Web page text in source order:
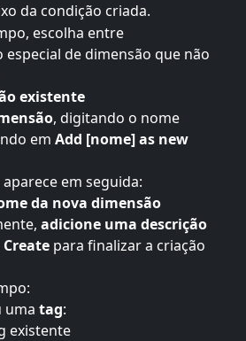
da condição criada.
escolha entre
especial de dimensão que não
existente
, digitando o nome
em Add [nome] as new
aparece em seguida:
da nova dimensão
adicione uma descrição
Create para finalizar a criação
uma tag:
existente